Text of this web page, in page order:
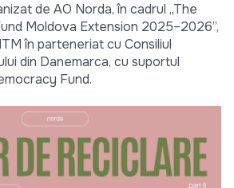
de AO Norda, în cadrul „The
Moldova Extension 2025–2026”,
în parteneriat cu Consiliul
din Danemarca, cu suportul
Fund.